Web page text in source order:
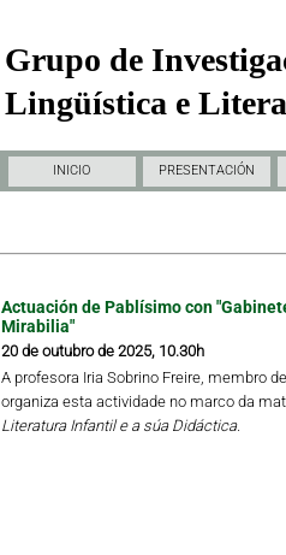
Grupo de
Lingüística e
INICIO PRESENTACIÓN
Actuación de Pablísimo con
Mirabilia"
20 de outubro de 2025, 10.30h
A profesora Iria Sobrino Freire, membro
organiza esta actividade no marco da
Literatura Infantil e a súa Didáctica.